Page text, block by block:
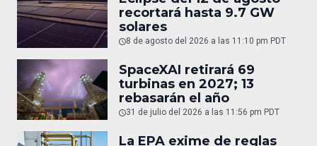
recortará hasta 9.7 GW
solares
8 de agosto del 2026 a las 11:10 pm PDT
SpaceXAI retirará 69
turbinas en 2027; 13
rebasarán el año
31 de julio del 2026 a las 11:56 pm PDT
La EPA exime de reglas